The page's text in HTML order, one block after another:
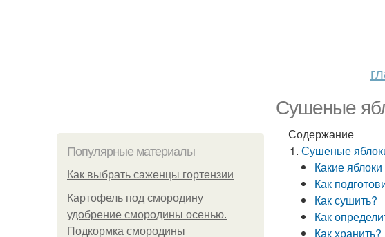
Сушеные
Популярные материалы
Как выбрать саженцы гортензии
Картофель под смородину
удобрение смородины осенью.
Подкормка смородины
Содержание
Сушеные
Какие
Как
Как сушить?
Как
Как хранить?